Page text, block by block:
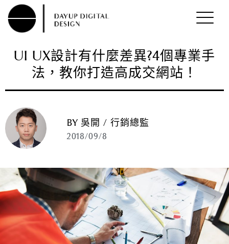
UI UX設計有什麼差異?4個專業手
法，教你打造高成交網站！
BY 吳開 / 行銷總監
2018/09/8